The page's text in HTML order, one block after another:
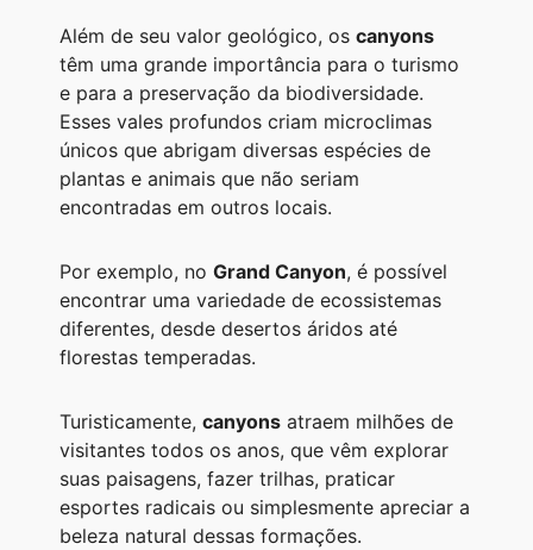
Além de seu valor geológico, os canyons
têm uma grande importância para o turismo
e para a preservação da biodiversidade.
Esses vales profundos criam microclimas
únicos que abrigam diversas espécies de
plantas e animais que não seriam
encontradas em outros locais.
Por exemplo, no Grand Canyon, é possível
encontrar uma variedade de ecossistemas
diferentes, desde desertos áridos até
florestas temperadas.
Turisticamente, canyons atraem milhões de
visitantes todos os anos, que vêm explorar
suas paisagens, fazer trilhas, praticar
esportes radicais ou simplesmente apreciar a
beleza natural dessas formações.